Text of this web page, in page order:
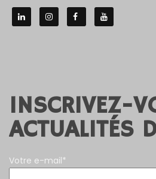
INSCRIVEZ-
ACTUALITÉS
Votre e-mail*